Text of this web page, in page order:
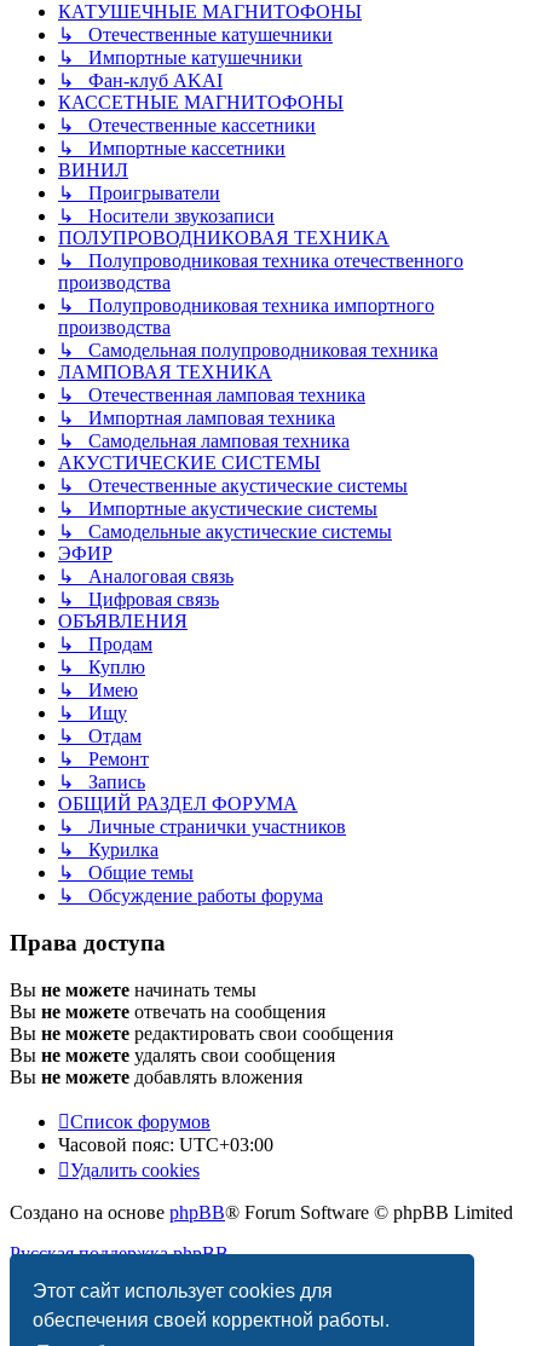
Этот сайт использует cookies для
обеспечения своей корректной работы.
КАТУШЕЧНЫЕ МАГНИТОФОНЫ
↳ Отечественные катушечники
↳ Импортные катушечники
↳ Фан-клуб AKAI
КАССЕТНЫЕ МАГНИТОФОНЫ
↳ Отечественные кассетники
↳ Импортные кассетники
ВИНИЛ
↳ Проигрыватели
↳ Носители звукозаписи
ПОЛУПРОВОДНИКОВАЯ ТЕХНИКА
↳ Полупроводниковая техника отечественного
производства
↳ Полупроводниковая техника импортного
производства
↳ Самодельная полупроводниковая техника
ЛАМПОВАЯ ТЕХНИКА
↳ Отечественная ламповая техника
↳ Импортная ламповая техника
↳ Самодельная ламповая техника
АКУСТИЧЕСКИЕ СИСТЕМЫ
↳ Отечественные акустические системы
↳ Импортные акустические системы
↳ Самодельные акустические системы
ЭФИР
↳ Аналоговая связь
↳ Цифровая связь
ОБЪЯВЛЕНИЯ
↳ Продам
↳ Куплю
↳ Имею
↳ Ищу
↳ Отдам
↳ Ремонт
↳ Запись
ОБЩИЙ РАЗДЕЛ ФОРУМА
↳ Личные странички участников
↳ Курилка
↳ Общие темы
↳ Обсуждение работы форума
Права доступа
Вы не можете начинать темы
Вы не можете отвечать на сообщения
Вы не можете редактировать свои сообщения
Вы не можете удалять свои сообщения
Вы не можете добавлять вложения
Список форумов
Часовой пояс: UTC+03:00
Удалить cookies
Создано на основе phpBB® Forum Software © phpBB Limited
Русская поддержка phpBB
Конфиденциальность |Правила